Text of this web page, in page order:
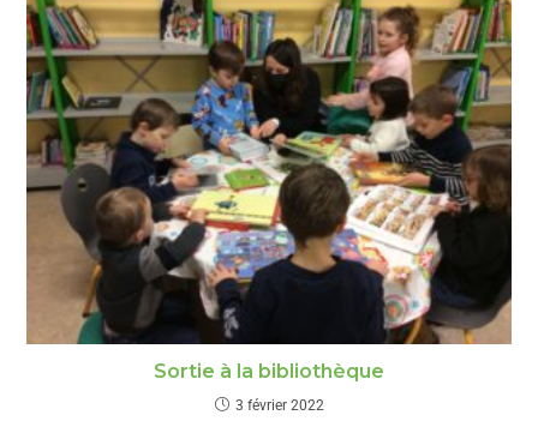
Sortie à la bibliothèque
3 février 2022